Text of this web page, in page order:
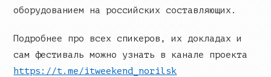
оборудованием на российских составляющих.
Подробнее про всех спикеров, их докладах и
сам фестиваль можно узнать в канале проекта
https://t.me/itweekend_norilsk